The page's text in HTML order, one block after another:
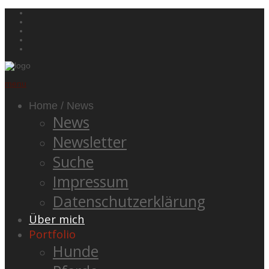
menu
Home / News
News
Newsletter
Suche
Impressum
Datenschutzerklärung
Über mich
Portfolio
Hunde